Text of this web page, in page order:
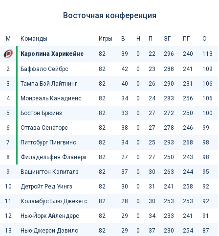
Восточная конференция
М Команды Игры В Н П ЗГ ПГ О
Каролина Харикейнс 82 39 0 22 296 240 113
2 Баффало Сейбрс 82 42 0 23 288 241 109
3 Тампа-Бэй Лайтнинг 82 40 0 26 290 231 106
4 Монреаль Канадиенс 82 34 0 24 283 256 106
5 Бостон Брюинз 82 33 0 27 272 250 100
6 Оттава Сенаторс 82 38 0 27 278 246 99
7 Питтсбург Пингвинс 82 34 0 25 293 268 98
8 Филадельфия Флайерз 82 27 0 27 250 243 98
9 Вашингтон Кэпиталз 82 37 0 30 263 244 95
10 Детройт Ред Уингз 82 30 0 31 241 258 92
11 Коламбус Блю Джекетс 82 28 0 30 253 253 92
12 Нью-Йорк Айлендерс 82 29 0 34 233 241 91
13 Нью-Джерси Дэвилс 82 29 0 37 230 254 87